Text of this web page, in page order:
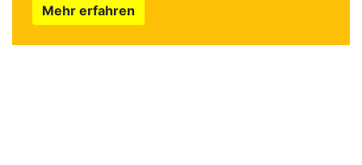
Mehr erfahren